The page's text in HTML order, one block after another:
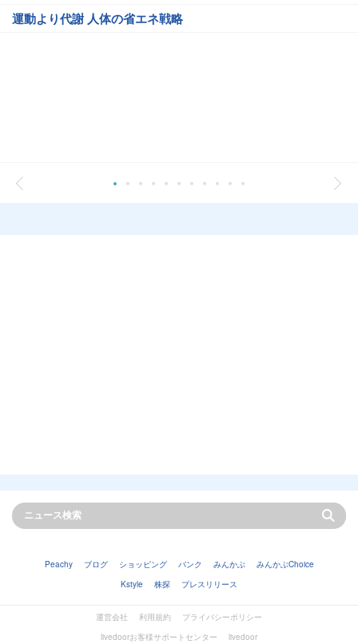
運動より代謝 人体の省エネ戦略
Peachy ブログ ショッピング バンク みんかぶ
みんかぶChoice
Kstyle
株探 プレスリリース
運営会社 利用規約
プライバシーポリシー
livedoorお客様サポートセンター
livedoor